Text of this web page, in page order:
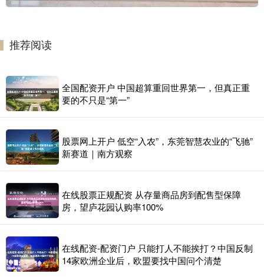
推荐阅读
全国配资开户 中国超算重回世界第一，但真正重
要的不只是“第一”
股票网上开户 低空“入农”，东莞智慧农业的“飞驰”
新赛道｜南方观察
在线股票正规配资 从存量商品房到配售型保障
房，望庐花园认购率100%
在线配资-配资门户 只能打人不能挨打？中国反制
14家欧洲企业后，欧盟要找中国问个清楚